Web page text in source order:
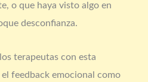
o que haya visto algo en
desconfianza.
terapeutas con esta
feedback emocional como